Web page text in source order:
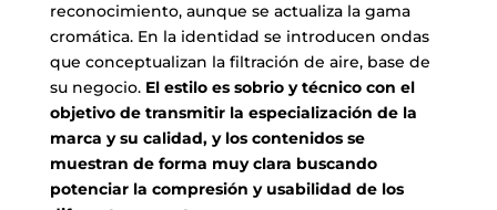
reconocimiento, aunque se actualiza la gama
cromática. En la identidad se introducen ondas
que conceptualizan la filtración de aire, base de
su negocio. El estilo es sobrio y técnico con el
objetivo de transmitir la especialización de la
marca y su calidad, y los contenidos se
muestran de forma muy clara buscando
potenciar la compresión y usabilidad de los